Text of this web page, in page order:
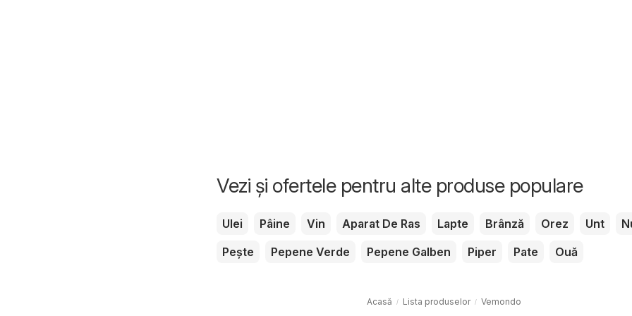
Vezi și ofertele pentru alte produse populare
Ulei Pâine Vin Aparat De Ras Lapte Brânză Orez Unt
Pește
Pepene Verde Pepene Galben Piper Pate Ouă
Acasă Lista produselor Vemondo